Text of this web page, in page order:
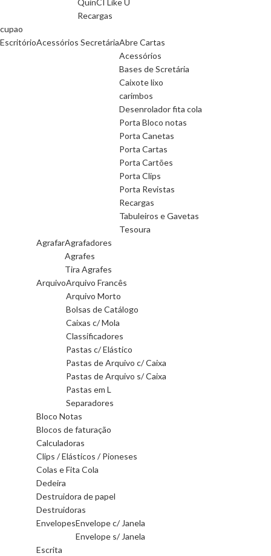
QuinCI Like U
Recargas
cupao
EscritórioAcessórios SecretáriaAbre Cartas
Acessórios
Bases de Scretária
Caixote lixo
carimbos
Desenrolador fita cola
Porta Bloco notas
Porta Canetas
Porta Cartas
Porta Cartões
Porta Clips
Porta Revistas
Recargas
Tabuleiros e Gavetas
Tesoura
AgrafarAgrafadores
Agrafes
Tira Agrafes
ArquivoArquivo Francês
Arquivo Morto
Bolsas de Catálogo
Caixas c/ Mola
Classificadores
Pastas c/ Elástico
Pastas de Arquivo c/ Caixa
Pastas de Arquivo s/ Caixa
Pastas em L
Separadores
Bloco Notas
Blocos de faturação
Calculadoras
Clips / Elásticos / Pioneses
Colas e Fita Cola
Dedeira
Destruidora de papel
Destruidoras
EnvelopesEnvelope c/ Janela
Envelope s/ Janela
Escrita